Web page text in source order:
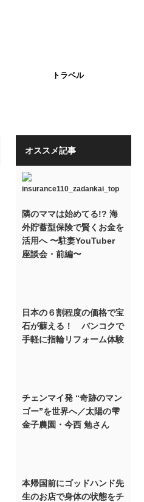
トラベル
オススメ記事
隣のママは始めてる!? 海
外貯蓄型保険で賢くお金を
活用へ 〜駐妻YouTuber
座談会・前編〜
日本の６割程度の価格で宝
石が蘇える！ バンコクで
手軽に指輪リフォーム体験
チェンマイ発 “奇跡のマン
ゴー”を世界へ／太陽の雫
金子農園・今西 勉さん
本帰国前にゴッドハンド先
生のお店で身体の状態をチ